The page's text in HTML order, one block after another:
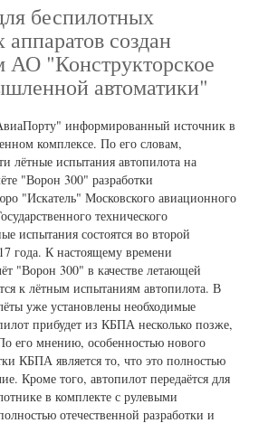
беспилотных
аппаратов создан
АО "Конструкторское
автоматики"
информированный источник в
комплексе. По его словам,
лётные испытания автопилота на
"Ворон 300" разработки
"Искатель" Московского авиационного
технического
испытания состоятся во второй
года. К настоящему времени
"Ворон 300" в качестве летающей
к лётным испытаниям автопилота. В
уже установлены необходимые
прибудет из КБПА несколько позже,
его мнению, особенностью нового
КБПА является то, что это полностью
Кроме того, автопилот передаётся для
в комплекте с рулевыми
отечественной разработки и